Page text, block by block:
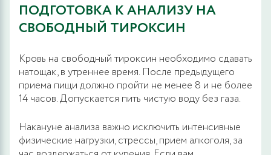
ПОДГОТОВКА К АНАЛИЗУ НА
СВОБОДНЫЙ ТИРОКСИН
Кровь на свободный тироксин необходимо сдавать
натощак, в утреннее время. После предыдущего
приема пищи должно пройти не менее 8 и не более
14 часов. Допускается пить чистую воду без газа.
Накануне анализа важно исключить интенсивные
физические нагрузки, стрессы, прием алкоголя, за